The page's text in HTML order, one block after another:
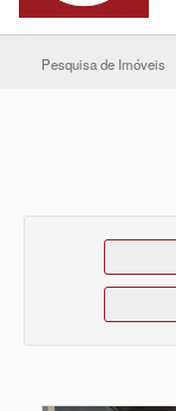
Pesquisa de Imóveis